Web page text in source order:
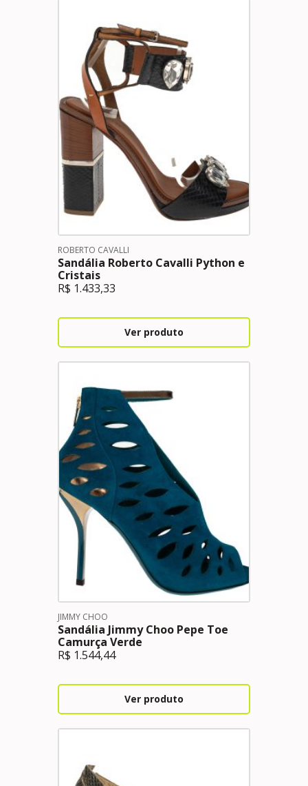
ROBERTO CAVALLI
Sandália Roberto Cavalli Python e
Cristais
R$ 1.433,33
Ver produto
JIMMY CHOO
Sandália Jimmy Choo Pepe Toe
Camurça Verde
R$ 1.544,44
Ver produto